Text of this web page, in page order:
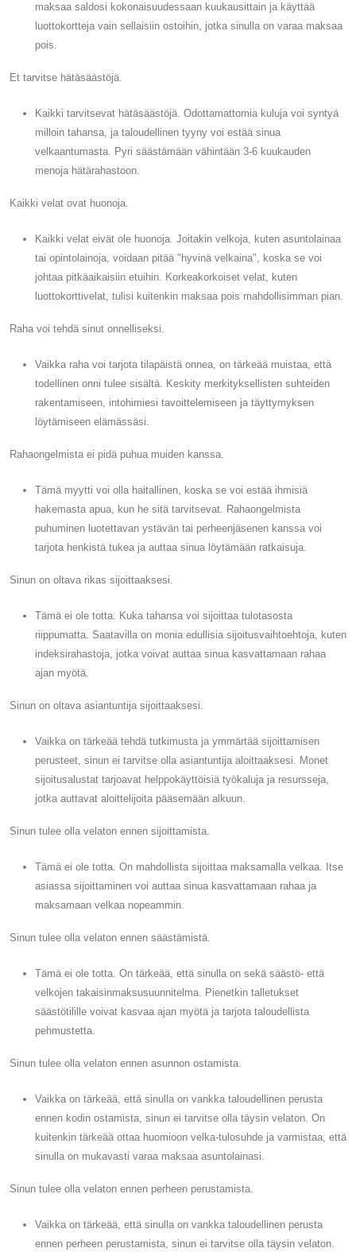
maksaa saldosi kokonaisuudessaan kuukausittain ja käyttää
luottokortteja vain sellaisiin ostoihin, jotka sinulla on varaa maksaa
pois.
Et tarvitse hätäsäästöjä.
Kaikki tarvitsevat hätäsäästöjä. Odottamattomia kuluja voi syntyä
milloin tahansa, ja taloudellinen tyyny voi estää sinua
velkaantumasta. Pyri säästämään vähintään 3-6 kuukauden
menoja hätärahastoon.
Kaikki velat ovat huonoja.
Kaikki velat eivät ole huonoja. Joitakin velkoja, kuten asuntolainaa
tai opintolainoja, voidaan pitää "hyvinä velkaina", koska se voi
johtaa pitkäaikaisiin etuihin. Korkeakorkoiset velat, kuten
luottokorttivelat, tulisi kuitenkin maksaa pois mahdollisimman pian.
Raha voi tehdä sinut onnelliseksi.
Vaikka raha voi tarjota tilapäistä onnea, on tärkeää muistaa, että
todellinen onni tulee sisältä. Keskity merkityksellisten suhteiden
rakentamiseen, intohimiesi tavoittelemiseen ja täyttymyksen
löytämiseen elämässäsi.
Rahaongelmista ei pidä puhua muiden kanssa.
Tämä myytti voi olla haitallinen, koska se voi estää ihmisiä
hakemasta apua, kun he sitä tarvitsevat. Rahaongelmista
puhuminen luotettavan ystävän tai perheenjäsenen kanssa voi
tarjota henkistä tukea ja auttaa sinua löytämään ratkaisuja.
Sinun on oltava rikas sijoittaaksesi.
Tämä ei ole totta. Kuka tahansa voi sijoittaa tulotasosta
riippumatta. Saatavilla on monia edullisia sijoitusvaihtoehtoja, kuten
indeksirahastoja, jotka voivat auttaa sinua kasvattamaan rahaa
ajan myötä.
Sinun on oltava asiantuntija sijoittaaksesi.
Vaikka on tärkeää tehdä tutkimusta ja ymmärtää sijoittamisen
perusteet, sinun ei tarvitse olla asiantuntija aloittaaksesi. Monet
sijoitusalustat tarjoavat helppokäyttöisiä työkaluja ja resursseja,
jotka auttavat aloittelijoita pääsemään alkuun.
Sinun tulee olla velaton ennen sijoittamista.
Tämä ei ole totta. On mahdollista sijoittaa maksamalla velkaa. Itse
asiassa sijoittaminen voi auttaa sinua kasvattamaan rahaa ja
maksamaan velkaa nopeammin.
Sinun tulee olla velaton ennen säästämistä.
Tämä ei ole totta. On tärkeää, että sinulla on sekä säästö- että
velkojen takaisinmaksusuunnitelma. Pienetkin talletukset
säästötilille voivat kasvaa ajan myötä ja tarjota taloudellista
pehmustetta.
Sinun tulee olla velaton ennen asunnon ostamista.
Vaikka on tärkeää, että sinulla on vankka taloudellinen perusta
ennen kodin ostamista, sinun ei tarvitse olla täysin velaton. On
kuitenkin tärkeää ottaa huomioon velka-tulosuhde ja varmistaa, että
sinulla on mukavasti varaa maksaa asuntolainasi.
Sinun tulee olla velaton ennen perheen perustamista.
Vaikka on tärkeää, että sinulla on vankka taloudellinen perusta
ennen perheen perustamista, sinun ei tarvitse olla täysin velaton.